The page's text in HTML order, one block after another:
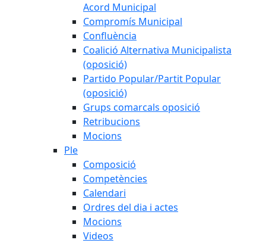
Acord Municipal
Compromís Municipal
Confluència
Coalició Alternativa Municipalista
(oposició)
Partido Popular/Partit Popular
(oposició)
Grups comarcals oposició
Retribucions
Mocions
Ple
Composició
Competències
Calendari
Ordres del dia i actes
Mocions
Videos